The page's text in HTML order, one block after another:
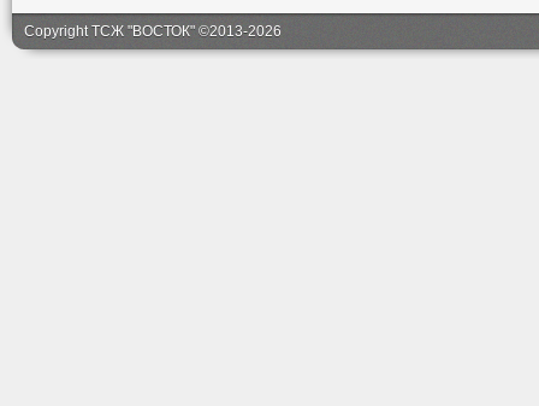
Copyright ТСЖ "ВОСТОК" ©2013-2026